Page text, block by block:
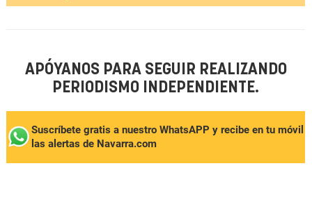
APÓYANOS PARA SEGUIR REALIZANDO
PERIODISMO INDEPENDIENTE.
Suscríbete gratis a nuestro WhatsAPP y recibe en tu móvil
las alertas de Navarra.com